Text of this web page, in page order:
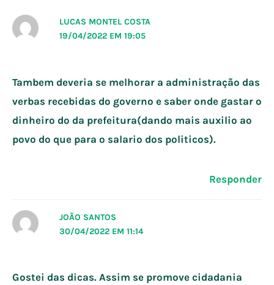
LUCAS MONTEL COSTA
19/04/2022 EM 19:05
Tambem deveria se melhorar a administração das
verbas recebidas do governo e saber onde gastar o
dinheiro do da prefeitura(dando mais auxilio ao
povo do que para o salario dos politicos).
Responder
JOÃO SANTOS
30/04/2022 EM 11:14
Gostei das dicas. Assim se promove cidadania